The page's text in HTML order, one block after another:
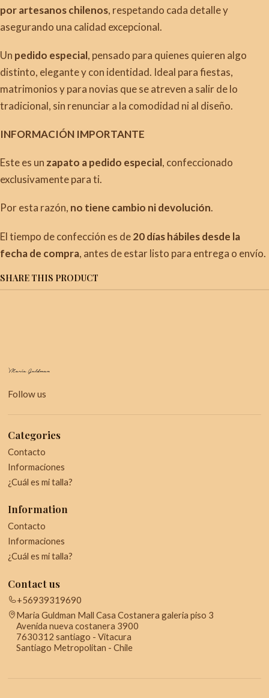
por artesanos chilenos, respetando cada detalle y
asegurando una calidad excepcional.
Un pedido especial, pensado para quienes quieren algo
distinto, elegante y con identidad. Ideal para fiestas,
matrimonios y para novias que se atreven a salir de lo
tradicional, sin renunciar a la comodidad ni al diseño.
INFORMACIÓN IMPORTANTE
Este es unzapato a pedido especial, confeccionado
exclusivamente para ti.
Por esta razón, no tiene cambio ni devolución.
El tiempo de confección es de20días hábiles desde la
fecha de compra, antes de estar listo para entrega o envío.
SHARE THIS PRODUCT
Follow us
Categories
Contacto
Informaciones
¿Cuál es mi talla?
Information
Contacto
Informaciones
¿Cuál es mi talla?
Contact us
+56939319690
Maria Guldman Mall Casa Costanera galeria piso 3
Avenida nueva costanera 3900
7630312 santiago - Vitacura
Santiago Metropolitan - Chile